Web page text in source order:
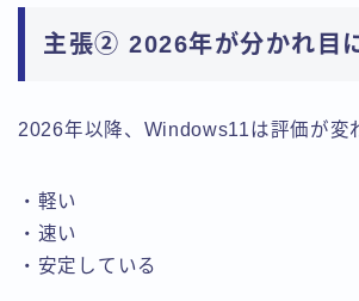
主張② 2026年が分かれ目
2026年以降、Windows11は評価が変
・軽い
・速い
・安定している